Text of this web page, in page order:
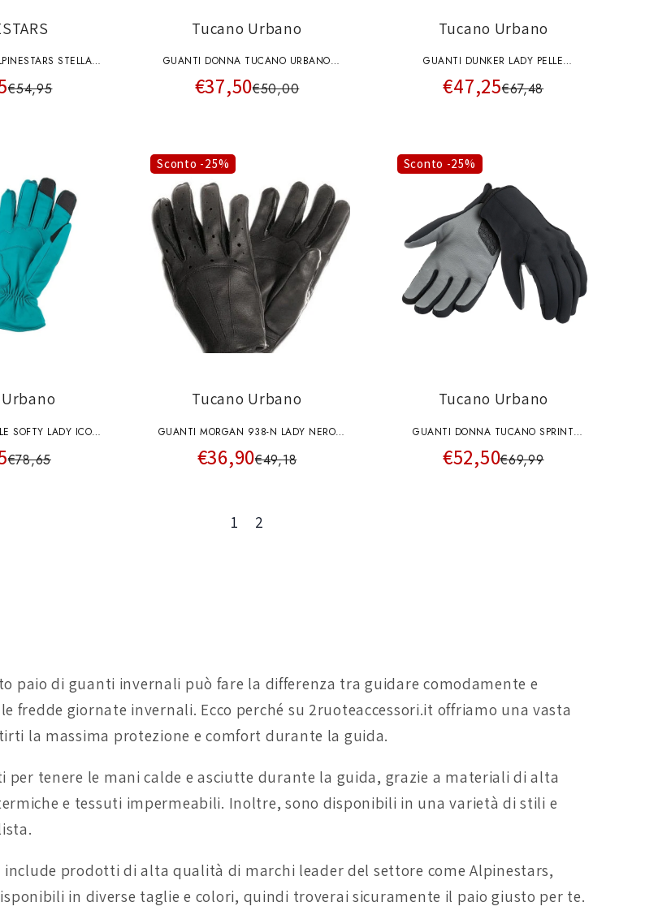
STELLA
NERI
€54,95
Tucano Urbano
GUANTI DONNA TUCANO URBANO
9954HW NEW MARY GLITTER
€37,50€50,00
Tucano Urbano
GUANTI DUNKER LADY PELLE
IMPERMEABILE TUCANO URBANO
MARRONE
€47,25€67,48
SOFTY LADY ICON
952IWVA
€78,65
Sconto -25%
Tucano Urbano
GUANTI MORGAN 938-N LADY NERO
TUCANO URBANO
€36,90€49,18
Sconto -25%
Tucano Urbano
GUANTI DONNA TUCANO SPRINT
HYDROSCUD NERO
€52,50€69,99
1 2
paio di guanti invernali può fare la differenza tra guidare comodamente e
fredde giornate invernali. Ecco perché su 2ruoteaccessori.it offriamo una vasta
la massima protezione e comfort durante la guida.
tenere le mani calde e asciutte durante la guida, grazie a materiali di alta
e tessuti impermeabili. Inoltre, sono disponibili in una varietà di stili e
prodotti di alta qualità di marchi leader del settore come Alpinestars,
in diverse taglie e colori, quindi troverai sicuramente il paio giusto per te.